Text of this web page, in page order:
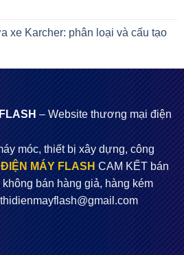
xe Karcher: phân loại và cấu tạo
– Website thương mại điện
móc, thiết bị xây dựng, công
ĐIỆN MÁY FLASH CAM KẾT bán
bán hàng giả, hàng kém